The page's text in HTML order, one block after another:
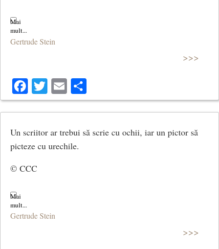
Gertrude Stein
>>>
Facebook
Twitter
Email
Un scriitor ar trebui să scrie cu ochii, iar un pictor să
picteze cu urechile.
© CCC
Gertrude Stein
>>>